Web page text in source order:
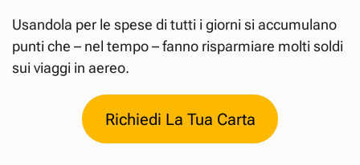
Usandola per le spese di tutti i giorni si accumulano
punti che – nel tempo – fanno risparmiare molti soldi
sui viaggi in aereo.
Richiedi La Tua Carta